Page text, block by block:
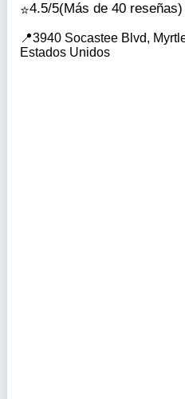
4.5/5(Más de 40 reseñas)
3940 Socastee Blvd,
Estados Unidos